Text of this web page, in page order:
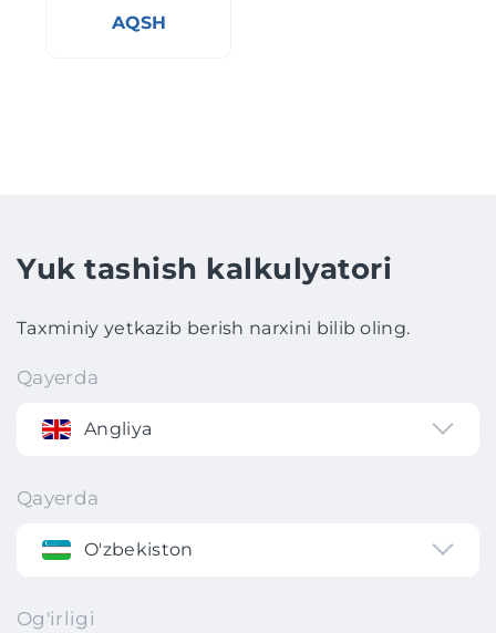
AQSH
Yuk tashish kalkulyatori
Taxminiy yetkazib berish narxini bilib oling.
Qayerda
Angliya
Qayerda
O'zbekiston
Og'irligi